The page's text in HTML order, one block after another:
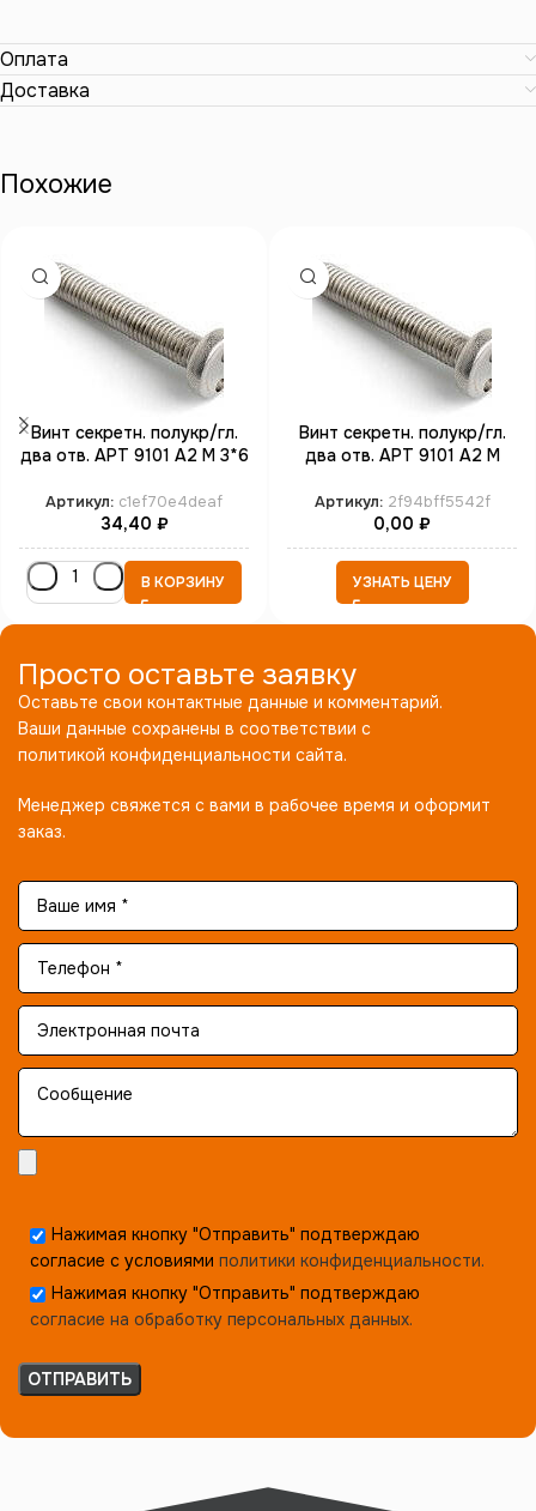
Оплата
Доставка
Похожие
Винт секретн. полукр/гл.
два отв. АРТ 9101 А2 M 3*6
Артикул: c1ef70e4deaf
34,40 ₽
В КОРЗИНУ
Винт секретн. полукр/гл.
два отв. АРТ 9101 А2 M
Артикул: 2f94bff5542f
0,00 ₽
УЗНАТЬ ЦЕНУ
Просто оставьте заявку
Оставьте свои контактные данные и комментарий.
Ваши данные сохранены в соответствии с
политикой конфиденциальности сайта.
Менеджер свяжется с вами в рабочее время и оформит
заказ.
Нажимая кнопку "Отправить" подтверждаю
согласие с условиями политики конфиденциальности.
Нажимая кнопку "Отправить" подтверждаю
согласие на обработку персональных данных.